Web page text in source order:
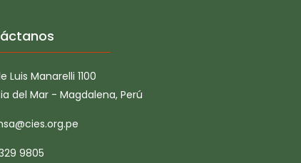
Luis Manarelli 1100
del Mar - Magdalena, Perú
9805